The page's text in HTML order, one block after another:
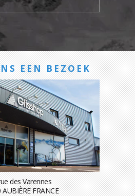
EEN BEZOEK
des Varennes
FRANCE